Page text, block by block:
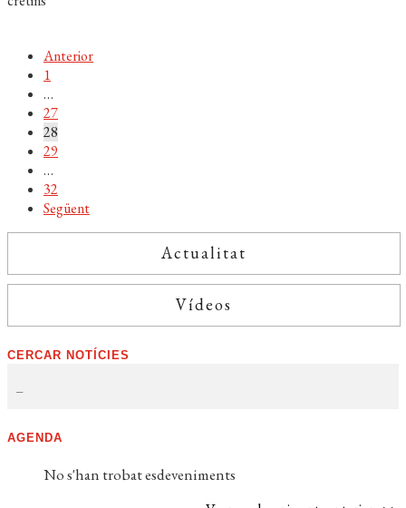
Paginació
de
les
entrades
Anterior
1
…
27
28
29
…
32
Següent
Actualitat
Vídeos
CERCAR NOTÍCIES
AGENDA
No s'han trobat esdeveniments